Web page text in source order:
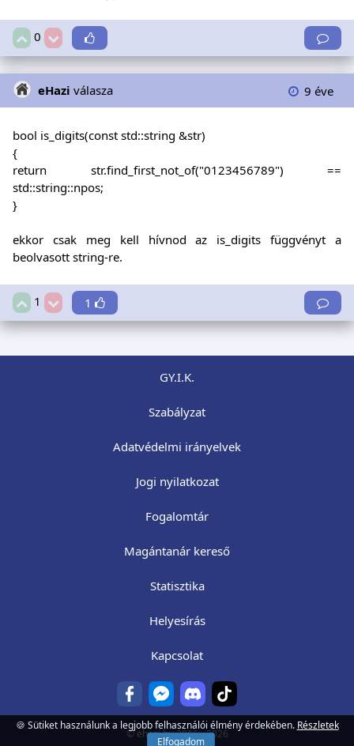
0
eHazi válasza 9 éve
bool is_digits(const std::string &str)
{
return str.find_first_not_of("0123456789") ==
std::string::npos;
}
ekkor csak meg kell hívnod az is_digits függvényt a
beolvasott string-re.
1 1
GY.I.K.
Szabályzat
Adatvédelmi irányelvek
Jogi nyilatkozat
Fogalomtár
Magántanár kereső
Statisztika
Helyesírás
Kapcsolat
©ehazi.hu2016 - 2026
🍪 Sütiket használunk a legjobb felhasználói élmény érdekében. Részletek
Elfogadom